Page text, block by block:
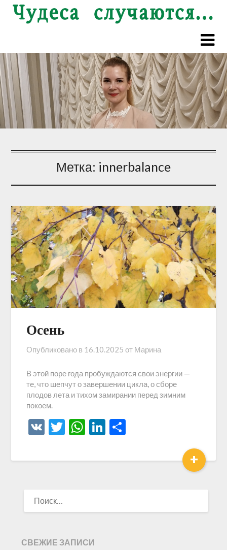
Перейти
Метка: innerbalance
Осень
Опубликовано в 16.10.2025 от Марина
В этой поре года пробуждаются свои энергии —
те, что шепчут о завершении цикла, о сборе
плодов лета и тихом замирании перед зимним
покоем.
VK Twitter
WhatsApp
LinkedIn
+
СВЕЖИЕ ЗАПИСИ